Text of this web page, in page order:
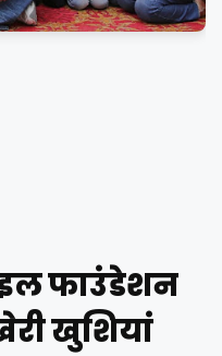
फाउंडेशन
खुशियां